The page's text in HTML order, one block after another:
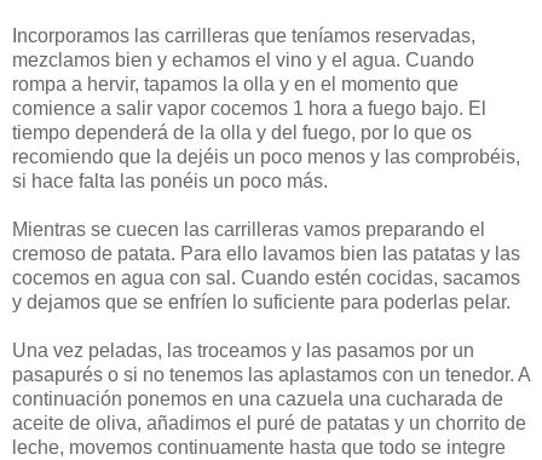
Incorporamos las carrilleras que teníamos reservadas,
mezclamos bien y echamos el vino y el agua. Cuando
rompa a hervir, tapamos la olla y en el momento que
comience a salir vapor cocemos 1 hora a fuego bajo. El
tiempo dependerá de la olla y del fuego, por lo que os
recomiendo que la dejéis un poco menos y las comprobéis,
si hace falta las ponéis un poco más.
Mientras se cuecen las carrilleras vamos preparando el
cremoso de patata. Para ello lavamos bien las patatas y las
cocemos en agua con sal. Cuando estén cocidas, sacamos
y dejamos que se enfríen lo suficiente para poderlas pelar.
Una vez peladas, las troceamos y las pasamos por un
pasapurés o si no tenemos las aplastamos con un tenedor. A
continuación ponemos en una cazuela una cucharada de
aceite de oliva, añadimos el puré de patatas y un chorrito de
leche, movemos continuamente hasta que todo se integre